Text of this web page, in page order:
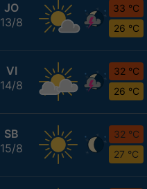
JO
13/8
33 °C
26 °C
VI
14/8
32 °C
26 °C
SB
15/8
32 °C
27 °C